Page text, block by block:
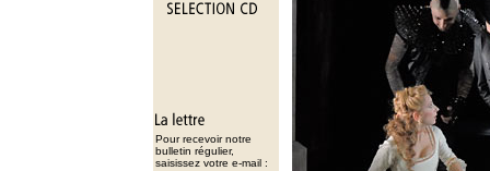
Pour recevoir notre
bulletin régulier,
saisissez votre e-mail :